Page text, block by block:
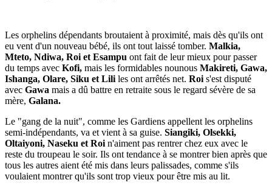
Les orphelins dépendants broutaient à proximité, mais dès qu'ils ont
eu vent d'un nouveau bébé, ils ont tout laissé tomber. Malkia,
Mteto, Ndiwa, Roi et Esampu ont fait de leur mieux pour passer
du temps avec Kofi, mais les formidables nounous Makireti, Gawa,
Ishanga, Olare, Siku et Lili les ont arrêtés net. Roi s'est disputé
avec Gawa mais a dû battre en retraite sous le regard sévère de sa
mère, Galana.
Le "gang de la nuit", comme les Gardiens appellent les orphelins
semi-indépendants, va et vient à sa guise. Siangiki, Olsekki,
Oltaiyoni, Naseku et Roi n'aiment pas rentrer chez eux avec le
reste du troupeau le soir. Ils ont tendance à se montrer bien après que
tous les autres aient été mis dans leurs palissades, comme s'ils
voulaient montrer qu'ils sont trop vieux pour être mis au lit.